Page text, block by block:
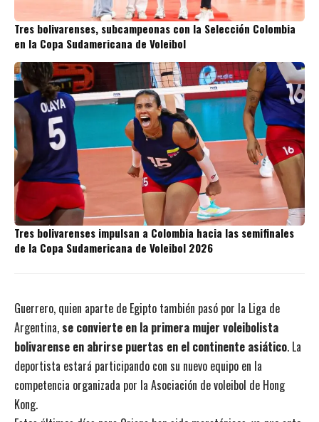
Tres bolivarenses, subcampeonas con la Selección Colombia
en la Copa Sudamericana de Voleibol
Tres bolivarenses impulsan a Colombia hacia las semifinales
de la Copa Sudamericana de Voleibol 2026
Guerrero, quien aparte de Egipto también pasó por la Liga de
Argentina, se convierte en la primera mujer voleibolista
bolivarense en abrirse puertas en el continente asiático. La
deportista estará participando con su nuevo equipo en la
competencia organizada por la Asociación de voleibol de Hong
Kong.